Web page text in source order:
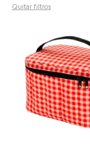
Quitar filtros